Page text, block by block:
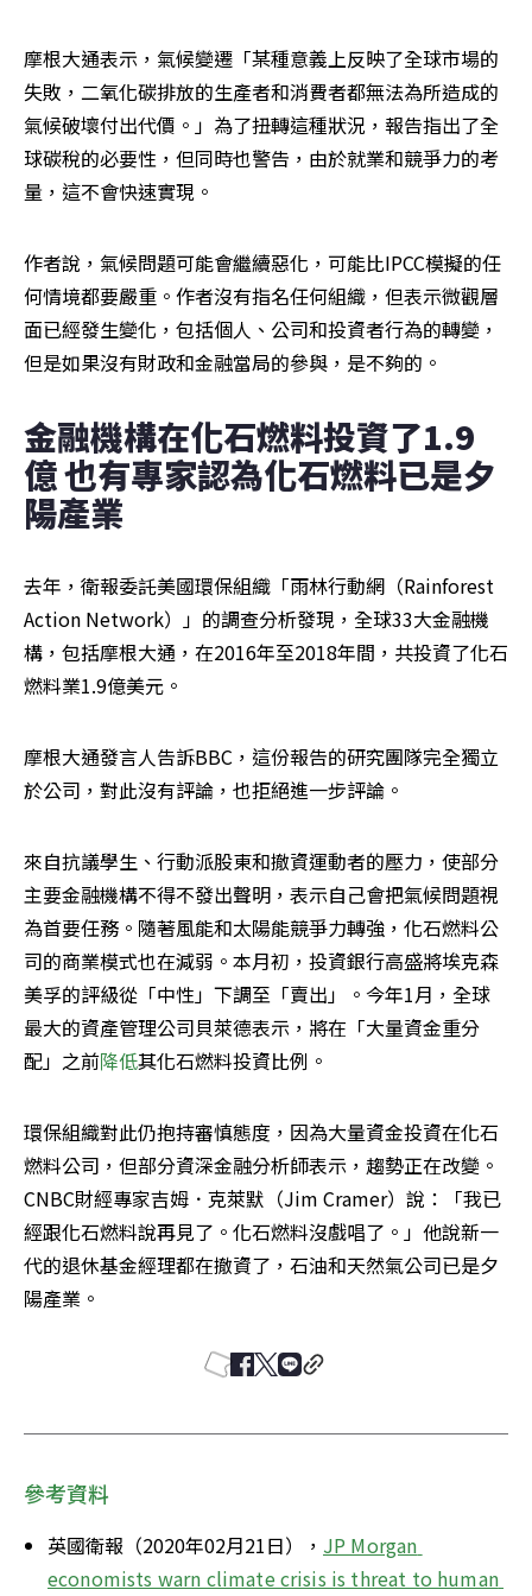
摩根大通表示，氣候變遷「某種意義上反映了全球市場的
失敗，二氧化碳排放的生產者和消費者都無法為所造成的
氣候破壞付出代價。」為了扭轉這種狀況，報告指出了全
球碳稅的必要性，但同時也警告，由於就業和競爭力的考
量，這不會快速實現。
作者說，氣候問題可能會繼續惡化，可能比IPCC模擬的任
何情境都要嚴重。作者沒有指名任何組織，但表示微觀層
面已經發生變化，包括個人、公司和投資者行為的轉變，
但是如果沒有財政和金融當局的參與，是不夠的。
金融機構在化石燃料投資了1.9
億 也有專家認為化石燃料已是夕
陽產業
去年，衛報委託美國環保組織「雨林行動網（Rainforest
Action Network）」的調查分析發現，全球33大金融機
構，包括摩根大通，在2016年至2018年間，共投資了化石
燃料業1.9億美元。
摩根大通發言人告訴BBC，這份報告的研究團隊完全獨立
於公司，對此沒有評論，也拒絕進一步評論。
來自抗議學生、行動派股東和撤資運動者的壓力，使部分
主要金融機構不得不發出聲明，表示自己會把氣候問題視
為首要任務。隨著風能和太陽能競爭力轉強，化石燃料公
司的商業模式也在減弱。本月初，投資銀行高盛將埃克森
美孚的評級從「中性」下調至「賣出」。今年1月，全球
最大的資產管理公司貝萊德表示，將在「大量資金重分
配」之前降低其化石燃料投資比例。
環保組織對此仍抱持審慎態度，因為大量資金投資在化石
燃料公司，但部分資深金融分析師表示，趨勢正在改變。
CNBC財經專家吉姆．克萊默（Jim Cramer）說：「我已
經跟化石燃料說再見了。化石燃料沒戲唱了。」他說新一
代的退休基金經理都在撤資了，石油和天然氣公司已是夕
陽產業。
參考資料
英國衛報（2020年02月21日）， JP Morgan
economists warn climate crisis is threat to human